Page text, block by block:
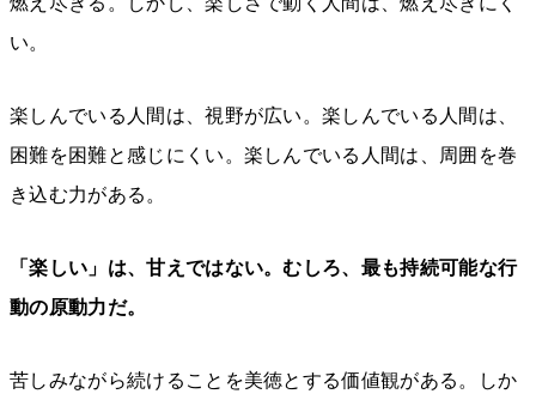
い。
楽しんでいる人間は、視野が広い。楽しんでいる人間は、
困難を困難と感じにくい。楽しんでいる人間は、周囲を巻
き込む力がある。
「楽しい」は、甘えではない。むしろ、最も持続可能な行
動の原動力だ。
苦しみながら続けることを美徳とする価値観がある。しか